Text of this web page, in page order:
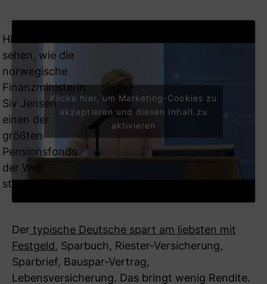
Hier können Sie
sehen, wie die
norwegische
Finanzministerin
Siv Jensen
einen der
größten
Pensionsfonds
der Welt
steuert:
Klicke hier, um Marketing-Cookies zu
akzeptieren und diesen Inhalt zu
aktivieren
Der typische Deutsche spart am liebsten mit
Festgeld, Sparbuch, Riester-Versicherung,
Sparbrief, Bauspar-Vertrag,
Lebensversicherung. Das bringt wenig Rendite.